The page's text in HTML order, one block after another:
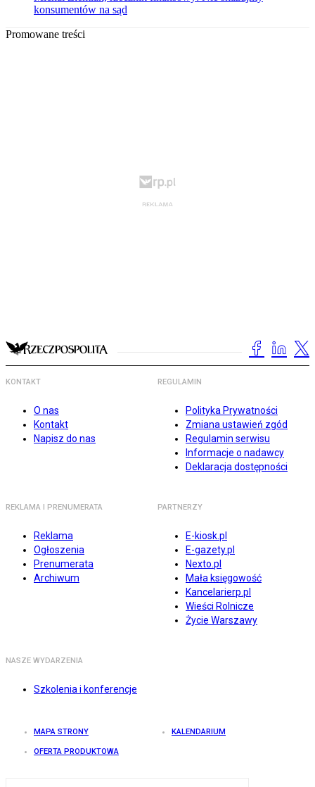
konsumentów na sąd
Promowane treści
KONTAKT
O nas
Kontakt
Napisz do nas
REGULAMIN
Polityka Prywatności
Zmiana ustawień zgód
Regulamin serwisu
Informacje o nadawcy
Deklaracja dostępności
REKLAMA I PRENUMERATA
Reklama
Ogłoszenia
Prenumerata
Archiwum
PARTNERZY
E-kiosk.pl
E-gazety.pl
Nexto.pl
Mała księgowość
Kancelarierp.pl
Wieści Rolnicze
Życie Warszawy
NASZE WYDARZENIA
Szkolenia i konferencje
MAPA STRONY KALENDARIUM
OFERTA PRODUKTOWA